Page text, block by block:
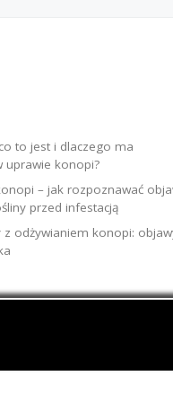
to jest i dlaczego ma
uprawie konopi?
– jak rozpoznawać
przed infestacją
z odżywianiem konopi: